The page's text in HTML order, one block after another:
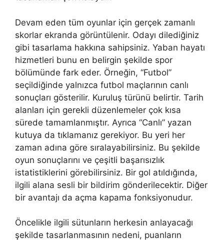
Devam eden tüm oyunlar için gerçek zamanlı
skorlar ekranda görüntülenir. Odayı dilediğiniz
gibi tasarlama hakkına sahipsiniz. Yaban hayatı
hizmetleri bunu en belirgin şekilde spor
bölümünde fark eder. Örneğin, “Futbol”
seçildiğinde yalnızca futbol maçlarının canlı
sonuçları gösterilir. Kuruluş türünü belirtir. Tarih
alanları için gerekli düzenlemeler çok kısa
sürede tamamlanmıştır. Ayrıca “Canlı” yazan
kutuya da tıklamanız gerekiyor. Bu yeri her
zaman adına göre sıralayabilirsiniz. Bu şekilde
oyun sonuçlarını ve çeşitli başarısızlık
istatistiklerini görebilirsiniz. Bir gol atıldığında,
ilgili alana sesli bir bildirim gönderilecektir. Diğer
bir avantajı da açma kapama fonksiyonudur.
Öncelikle ilgili sütunların herkesin anlayacağı
şekilde tasarlanmasının nedeni, puanların